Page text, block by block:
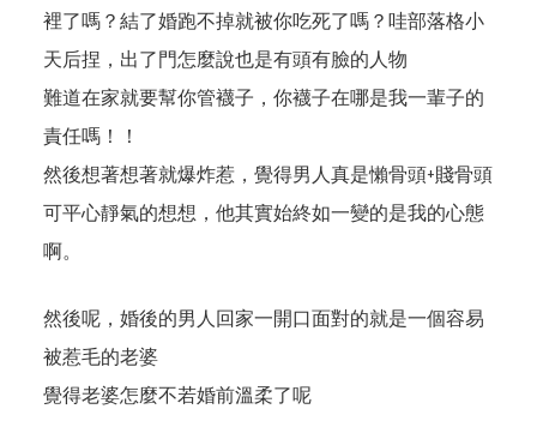
裡了嗎？結了婚跑不掉就被你吃死了嗎？哇部落格小
天后捏，出了門怎麼說也是有頭有臉的人物
難道在家就要幫你管襪子，你襪子在哪是我一輩子的
責任嗎！！
然後想著想著就爆炸惹，覺得男人真是懶骨頭+賤骨頭
可平心靜氣的想想，他其實始終如一變的是我的心態
啊。
然後呢，婚後的男人回家一開口面對的就是一個容易
被惹毛的老婆
覺得老婆怎麼不若婚前溫柔了呢